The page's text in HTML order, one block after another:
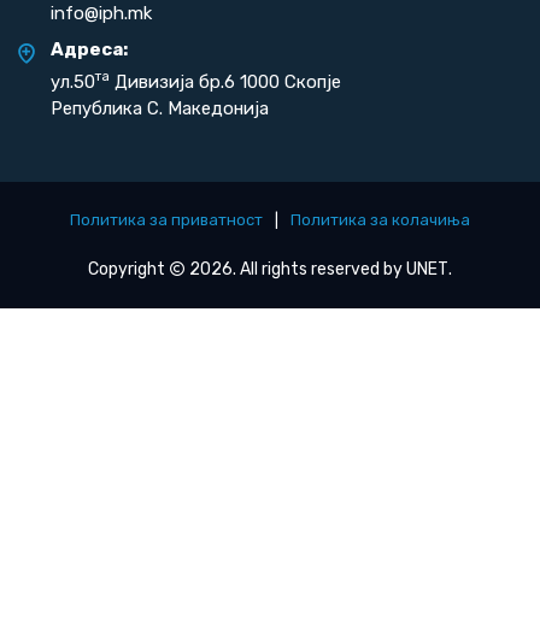
info@iph.mk
Адреса:
ул.50та Дивизија бр.6 1000 Скопје
Република С. Македонија
Политика за приватност Политика за колачиња
Copyright 2026. All rights reserved byUNET.